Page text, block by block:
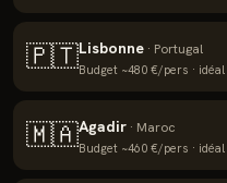
🇵🇹Lisbonne · Portugal
Budget ~480 €/pers · idéal
🇲🇦Agadir · Maroc
Budget ~460 €/pers · idéal